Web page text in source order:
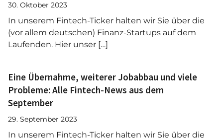
30. Oktober 2023
In unserem Fintech-Ticker halten wir Sie über die
(vor allem deutschen) Finanz-Startups auf dem
Laufenden. Hier unser […]
Eine Übernahme, weiterer Jobabbau und viele
Probleme: Alle Fintech-News aus dem
September
29. September 2023
In unserem Fintech-Ticker halten wir Sie über die